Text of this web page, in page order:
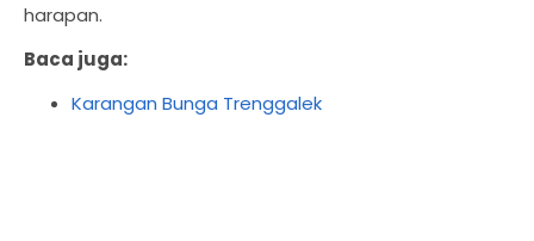
harapan.
Baca juga:
Karangan Bunga Trenggalek